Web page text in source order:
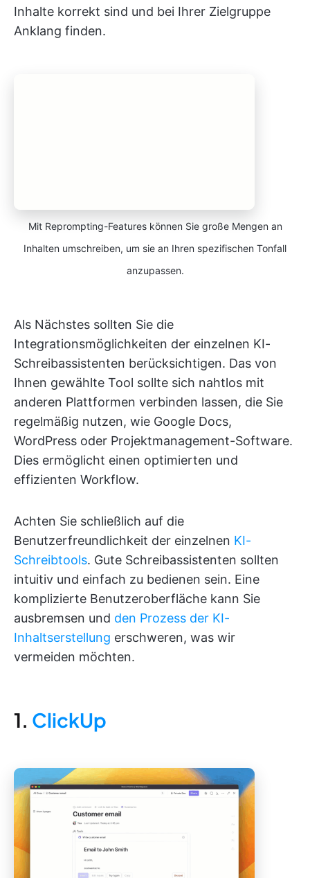
Inhalte korrekt sind und bei Ihrer Zielgruppe
Anklang finden.
Mit Reprompting-Features können Sie große Mengen an
Inhalten umschreiben, um sie an Ihren spezifischen Tonfall
anzupassen.
Als Nächstes sollten Sie die
Integrationsmöglichkeiten der einzelnen KI-
Schreibassistenten berücksichtigen. Das von
Ihnen gewählte Tool sollte sich nahtlos mit
anderen Plattformen verbinden lassen, die Sie
regelmäßig nutzen, wie Google Docs,
WordPress oder Projektmanagement-Software.
Dies ermöglicht einen optimierten und
effizienten Workflow.
Achten Sie schließlich auf die
Benutzerfreundlichkeit der einzelnen KI-
Schreibtools. Gute Schreibassistenten sollten
intuitiv und einfach zu bedienen sein. Eine
komplizierte Benutzeroberfläche kann Sie
ausbremsen und den Prozess der KI-
Inhaltserstellung erschweren, was wir
vermeiden möchten.
1. ClickUp